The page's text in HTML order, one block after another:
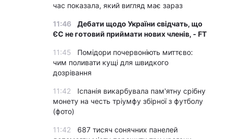
час показала, який вигляд має зараз
11:46
Дебати щодо України свідчать, що
ЄС не готовий приймати нових членів, - FT
11:45
Помідори почервоніють миттєво:
чим поливати кущі для швидкого
дозрівання
11:42
Іспанія викарбувала пам'ятну срібну
монету на честь тріумфу збірної з футболу
(фото)
11:42
687 тисяч сонячних панелей